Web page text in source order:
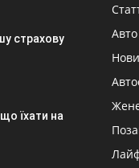
страхову
їхати на